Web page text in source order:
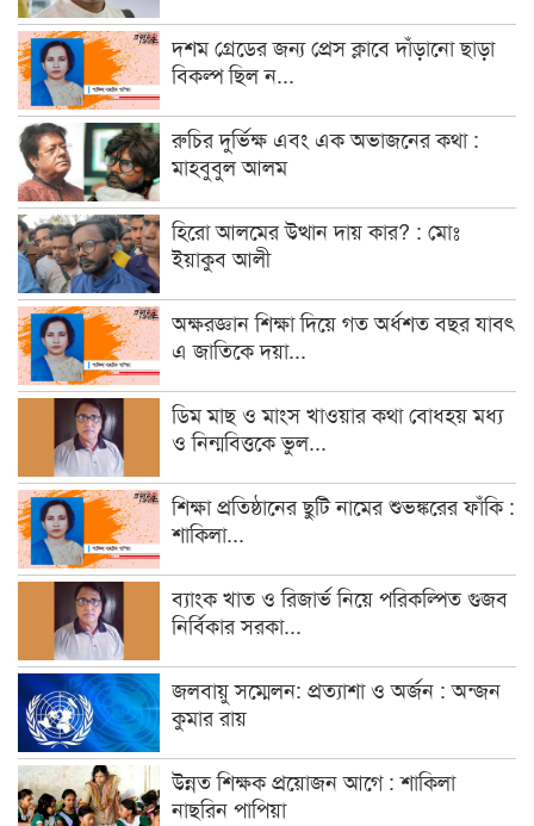
দশম গ্রেডের জন্য প্রেস ক্লাবে দাঁড়ানো ছাড়া
বিকল্প ছিল ন...
রুচির দুর্ভিক্ষ এবং এক অভাজনের কথা :
মাহবুবুল আলম
হিরো আলমের উত্থান দায় কার? : মোঃ
ইয়াকুব আলী
অক্ষরজ্ঞান শিক্ষা দিয়ে গত অর্ধশত বছর যাবৎ
এ জাতিকে দয়া...
ডিম মাছ ও মাংস খাওয়ার কথা বোধহয় মধ্য
ও নিন্মবিত্তকে ভুল...
শিক্ষা প্রতিষ্ঠানের ছুটি নামের শুভঙ্করের ফাঁকি :
শাকিলা...
ব্যাংক খাত ও রিজার্ভ নিয়ে পরিকল্পিত গুজব
নির্বিকার সরকা...
জলবায়ু সম্মেলন: প্রত্যাশা ও অর্জন : অন্জন
কুমার রায়
উন্নত শিক্ষক প্রয়োজন আগে : শাকিলা
নাছরিন পাপিয়া